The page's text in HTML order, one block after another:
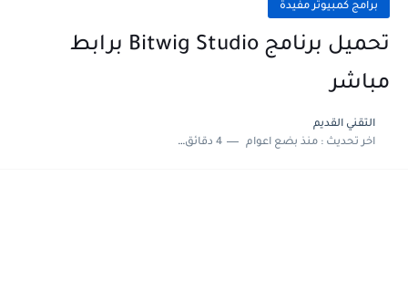
برامج كمبيوتر مفيدة
تحميل برنامج Bitwig Studio برابط
مباشر
التقني القديم
اخر تحديث :منذ بضع اعوام 4 دقائق للقراءة